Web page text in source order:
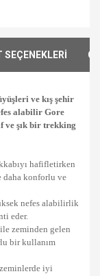
SEÇENEKLERİ
ve kış şehir
alabilir Gore
ve şık bir trekking
hafifletirken
daha konforlu ve
nefes alabilirlik
eder.
zeminden gelen
bir kullanım
iyi